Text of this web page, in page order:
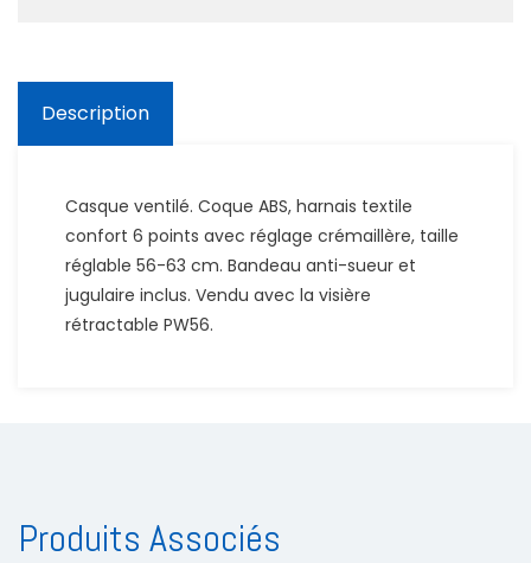
Description
Casque ventilé. Coque ABS, harnais textile
confort 6 points avec réglage crémaillère, taille
réglable 56-63 cm. Bandeau anti-sueur et
jugulaire inclus. Vendu avec la visière
rétractable PW56.
Produits Associés